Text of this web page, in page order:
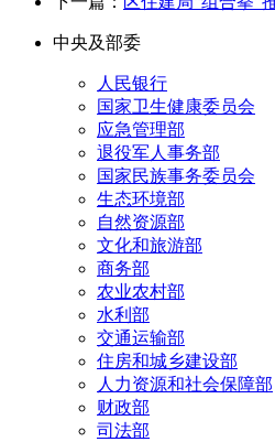
中央及部委
人民银行
国家卫生健康委员会
应急管理部
退役军人事务部
国家民族事务委员会
生态环境部
自然资源部
文化和旅游部
商务部
农业农村部
水利部
交通运输部
住房和城乡建设部
人力资源和社会保障部
财政部
司法部